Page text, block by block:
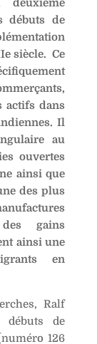
débuts de
siècle. Ce
actifs dans
Il
au
ouvertes
ainsi que
des plus
gains
ainsi une
en
Ralf
débuts de
126